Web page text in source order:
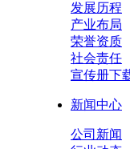
发展历程
产业布局
荣誉资质
社会责任
宣传册下
新闻中心
公司新闻